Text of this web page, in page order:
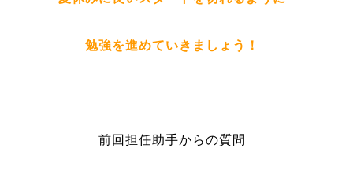
勉強を進めていきましょう！
前回担任助手からの質問